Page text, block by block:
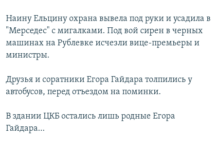
Наину Ельцину охрана вывела под руки и усадила в
"Мерседес" с мигалками. Под вой сирен в черных
машинах на Рублевке исчезли вице-премьеры и
министры.
Друзья и соратники Егора Гайдара толпились у
автобусов, перед отъездом на поминки.
В здании ЦКБ остались лишь родные Егора
Гайдара…